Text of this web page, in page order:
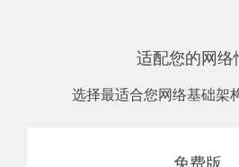
适配您的网络
选择最适合您网络基础架